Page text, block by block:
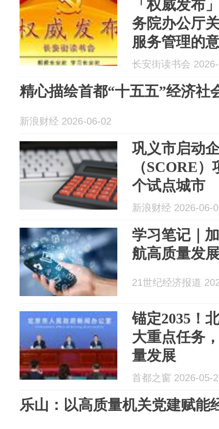
「权威发布
务院办公厅
服务管理的
长安街读书会
精心描绘首都“十五五”经济社
新浪财经 2026-06-02
巩义市启动
（SCORE
个试点城市
新浪财经 2026-06-
学习笔记｜
航高质量发
21世纪经济报道
锚定2035！
大重点任务
量发展
首都之窗 2026-05-
乐山：以高质量机关党建赋能